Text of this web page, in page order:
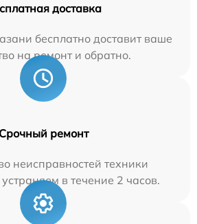
доставка
бесплатно доставит ваше
на ремонт и обратно.
Срочный ремонт
неисправностей техники
в течение 2 часов.